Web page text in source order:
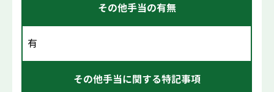
その他手当の有無
有
その他手当に関する特記事項